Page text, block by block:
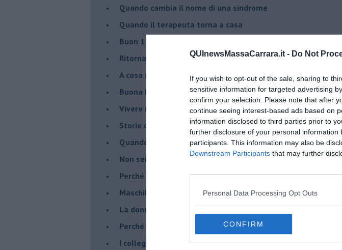
QUInewsMassaCarrara.it - Do Not
If you wish to opt-out of the sale, sharing to
sensitive information for targeted advertising
confirm your selection. Please note that after
continue seeing interest-based ads based on
information disclosed to third parties prior to
further disclosure of your personal information
participants. This information may also be
Downstream Participants that may further
Personal Data Processing Opt Outs
CONFIRM
​Quando cambia il nome di una sindrome
​Quando il terapeuta torna a casa
​Buon 1 Maggio!
Ritornare indietro di vent’anni
​A cosa serve davvero la psicoterapia
​Buona Pasqua e … buona rinascita!
​Vivere nell’incertezza
​Storie di rinascita: i Take That
​Quando la rigidità del terapeuta è fondamentale
​Non sei indietro, stai seguendo il tuo tempo
​Perché abbiamo bisogno di Sanremo?
​Maschilismo inconsapevole
​La donna può scegliere di non essere madre!
​Perché abbiamo così bisogno di supereroi?
​I collegamenti tra filosofia e psicologia